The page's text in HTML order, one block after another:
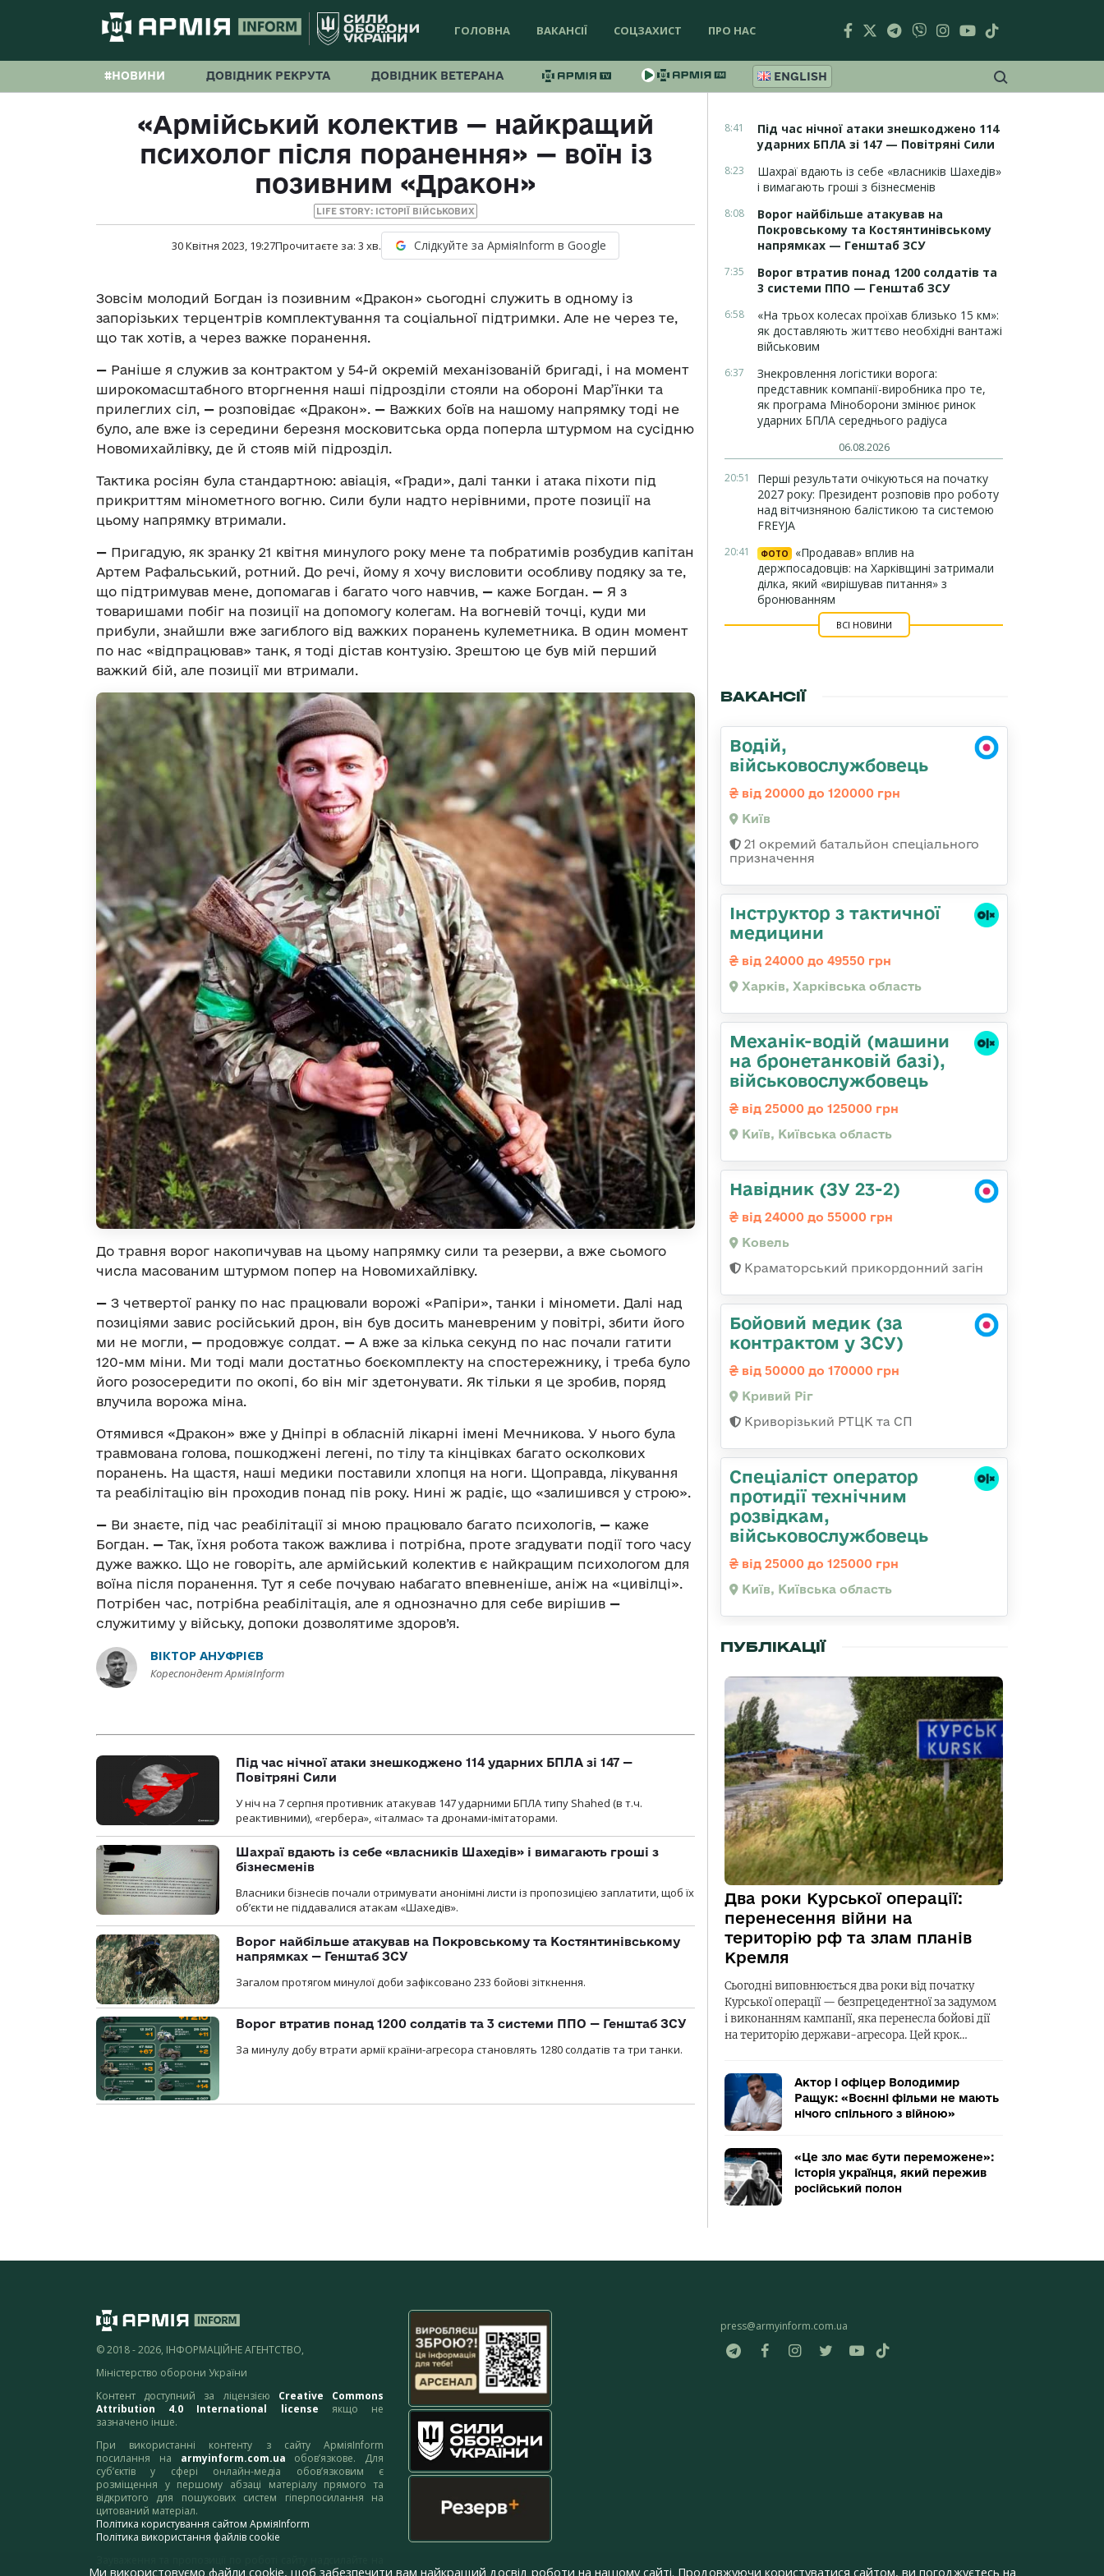
ГОЛОВНА ВАКАНСІЇ СОЦЗАХИСТ ПРО НАС
#НОВИНИ ДОВІДНИК РЕКРУТА ДОВІДНИК ВЕТЕРАНА ENGLISH
«Армійський колектив — найкращий
психолог після поранення» — воїн із
позивним «Дракон»
LIFE STORY: ІСТОРІЇ ВІЙСЬКОВИХ
30 Квітня 2023, 19:27Прочитаєте за: 3 хв. Слідкуйте за АрміяInform в Google
Зовсім молодий Богдан із позивним «Дракон» сьогодні служить в одному із
запорізьких терцентрів комплектування та соціальної підтримки. Але не через те,
що так хотів, а через важке поранення.
— Раніше я служив за контрактом у 54-й окремій механізованій бригаді, і на момент
широкомасштабного вторгнення наші підрозділи стояли на обороні Мар’їнки та
прилеглих сіл, — розповідає «Дракон». — Важких боїв на нашому напрямку тоді не
було, але вже із середини березня московитська орда поперла штурмом на сусідню
Новомихайлівку, де й стояв мій підрозділ.
Тактика росіян була стандартною: авіація, «Гради», далі танки і атака піхоти під
прикриттям мінометного вогню. Сили були надто нерівними, проте позиції на
цьому напрямку втримали.
— Пригадую, як зранку 21 квітня минулого року мене та побратимів розбудив капітан
Артем Рафальський, ротний. До речі, йому я хочу висловити особливу подяку за те,
що підтримував мене, допомагав і багато чого навчив, — каже Богдан. — Я з
товаришами побіг на позиції на допомогу колегам. На вогневій точці, куди ми
прибули, знайшли вже загиблого від важких поранень кулеметника. В один момент
по нас «відпрацював» танк, я тоді дістав контузію. Зрештою це був мій перший
важкий бій, але позиції ми втримали.
До травня ворог накопичував на цьому напрямку сили та резерви, а вже сьомого
числа масованим штурмом попер на Новомихайлівку.
— З четвертої ранку по нас працювали ворожі «Рапіри», танки і міномети. Далі над
позиціями завис російський дрон, він був досить маневреним у повітрі, збити його
ми не могли, — продовжує солдат. — А вже за кілька секунд по нас почали гатити
120-мм міни. Ми тоді мали достатньо боєкомплекту на спостережнику, і треба було
його розосередити по окопі, бо він міг здетонувати. Як тільки я це зробив, поряд
влучила ворожа міна.
Отямився «Дракон» вже у Дніпрі в обласній лікарні імені Мечникова. У нього була
травмована голова, пошкоджені легені, по тілу та кінцівках багато осколкових
поранень. На щастя, наші медики поставили хлопця на ноги. Щоправда, лікування
та реабілітацію він проходив понад пів року. Нині ж радіє, що «залишився у строю».
— Ви знаєте, під час реабілітації зі мною працювало багато психологів, — каже
Богдан. — Так, їхня робота також важлива і потрібна, проте згадувати події того часу
дуже важко. Що не говоріть, але армійський колектив є найкращим психологом для
воїна після поранення. Тут я себе почуваю набагато впевненіше, аніж на «цивілці».
Потрібен час, потрібна реабілітація, але я однозначно для себе вирішив —
служитиму у війську, допоки дозволятиме здоров’я.
ВІКТОР АНУФРІЄВ
Кореспондент АрміяInform
Під час нічної атаки знешкоджено 114 ударних БПЛА зі 147 —
Повітряні Сили
У ніч на 7 серпня противник атакував 147 ударними БПЛА типу Shahed (в т.ч.
реактивними), «гербера», «італмас» та дронами-імітаторами.
Шахраї вдають із себе «власників Шахедів» і вимагають гроші з
бізнесменів
Власники бізнесів почали отримувати анонімні листи із пропозицією заплатити, щоб їх
об’єкти не піддавалися атакам «Шахедів».
Ворог найбільше атакував на Покровському та Костянтинівському
напрямках — Генштаб ЗСУ
Загалом протягом минулої доби зафіксовано 233 бойові зіткнення.
Ворог втратив понад 1200 солдатів та 3 системи ППО — Генштаб ЗСУ
За минулу добу втрати армії країни-агресора становлять 1280 солдатів та три танки.
8:41
Під час нічної атаки знешкоджено 114
ударних БПЛА зі 147 — Повітряні Сили
8:23
Шахраї вдають із себе «власників Шахедів»
і вимагають гроші з бізнесменів
8:08
Ворог найбільше атакував на
Покровському та Костянтинівському
напрямках — Генштаб ЗСУ
7:35
Ворог втратив понад 1200 солдатів та
3 системи ППО — Генштаб ЗСУ
6:58
«На трьох колесах проїхав близько 15 км»:
як доставляють життєво необхідні вантажі
військовим
6:37
Знекровлення логістики ворога:
представник компанії-виробника про те,
як програма Міноборони змінює ринок
ударних БПЛА середнього радіуса
06.08.2026
20:51
Перші результати очікуються на початку
2027 року: Президент розповів про роботу
над вітчизняною балістикою та системою
FREYJA
20:41 ФОТО
«Продавав» вплив на
держпосадовців: на Харківщині затримали
ділка, який «вирішував питання» з
бронюванням
ВСІ НОВИНИ
ВАКАНСІЇ
Водій,
військовослужбовець
від 20000 до 120000 грн
Київ
21 окремий батальйон спеціального
призначення
Інструктор з тактичної
медицини
від 24000 до 49550 грн
Харків, Харківська область
Механік-водій (машини
на бронетанковій базі),
військовослужбовець
від 25000 до 125000 грн
Київ, Київська область
Навідник (ЗУ 23-2)
від 24000 до 55000 грн
Ковель
Краматорський прикордонний загін
Бойовий медик (за
контрактом у ЗСУ)
від 50000 до 170000 грн
Кривий Ріг
Криворізький РТЦК та СП
Спеціаліст оператор
протидії технічним
розвідкам,
військовослужбовець
від 25000 до 125000 грн
Київ, Київська область
ПУБЛІКАЦІЇ
Два роки Курської операції:
перенесення війни на
територію рф та злам планів
Кремля
Сьогодні виповнюється два роки від початку
Курської операції — безпрецедентної за задумом
і виконанням кампанії, яка перенесла бойові дії
на територію держави-агресора. Цей крок…
Актор і офіцер Володимир
Ращук: «Воєнні фільми не мають
нічого спільного з війною»
«Це зло має бути переможене»:
історія українця, який пережив
російський полон
© 2018 - 2026, ІНФОРМАЦІЙНЕ АГЕНТСТВО,
Міністерство оборони України
Контент доступний за ліцензією Creative Commons
Attribution 4.0 International license якщо не
зазначено інше.
При використанні контенту з сайту АрміяInform
посилання на armyinform.com.ua обов’язкове. Для
суб’єктів у сфері онлайн-медіа обов’язковим є
розміщення у першому абзаці матеріалу прямого та
відкритого для пошукових систем гіперпосилання на
цитований матеріал.
Політика користування сайтом АрміяInform
Політика використання файлів cookie
press@armyinform.com.ua
Ми використовуємо файли cookie, щоб забезпечити вам найкращий досвід роботи на нашому сайті. Продовжуючи користуватися сайтом, ви погоджуєтесь на